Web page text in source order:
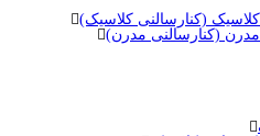
کلاسیک (کنارسالنی کلاسیک)
مدرن (کنارسالنی مدرن)